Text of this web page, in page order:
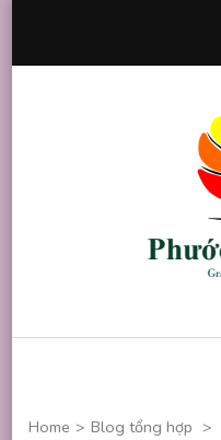
Home > Blog tổng hợp >